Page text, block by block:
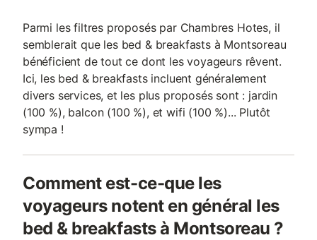
Parmi les filtres proposés par Chambres Hotes, il
semblerait que les bed & breakfasts à Montsoreau
bénéficient de tout ce dont les voyageurs rêvent.
Ici, les bed & breakfasts incluent généralement
divers services, et les plus proposés sont : jardin
(100 %), balcon (100 %), et wifi (100 %)... Plutôt
sympa !
Comment est-ce-que les
voyageurs notent en général les
bed & breakfasts à Montsoreau ?